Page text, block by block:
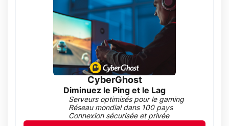
CyberGhost
Diminuez le Ping et le Lag
Serveurs optimisés pour le gaming
Réseau mondial dans 100 pays
Connexion sécurisée et privée